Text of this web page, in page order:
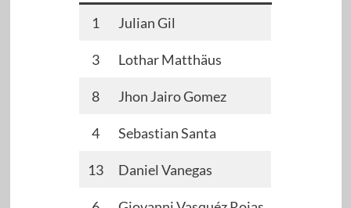
1 Julian Gil
3 Lothar Matthäus
8 Jhon Jairo Gomez
4 Sebastian Santa
13 Daniel Vanegas